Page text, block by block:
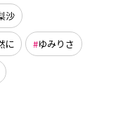
沙
に ゆみりさ